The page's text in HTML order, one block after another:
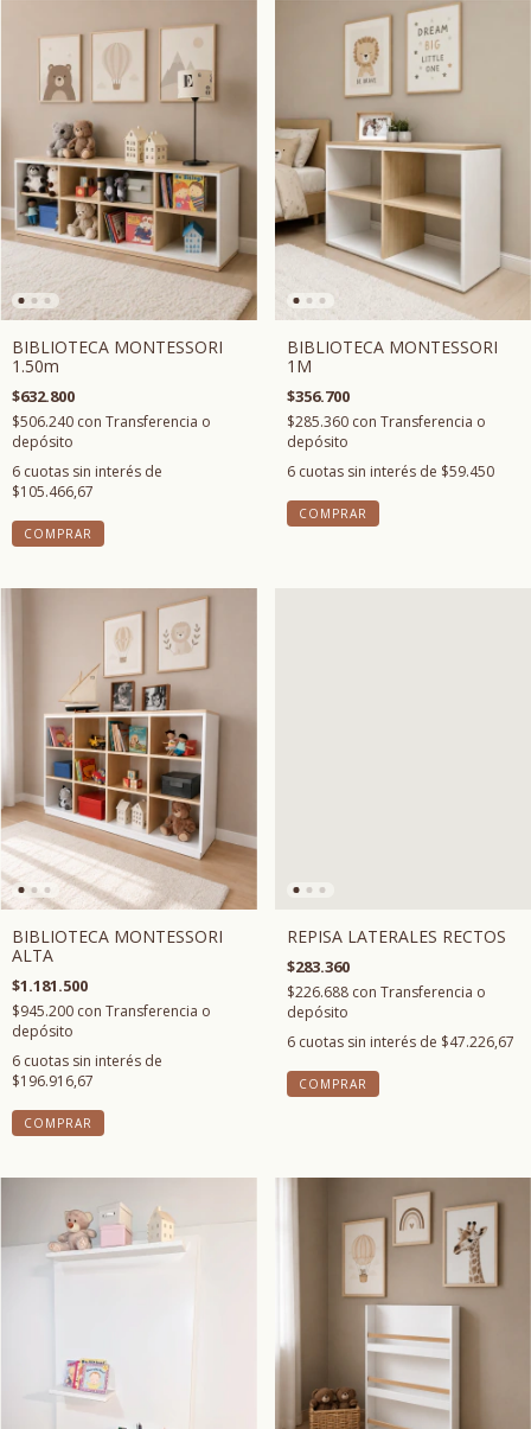
BIBLIOTECA MONTESSORI
1.50m
$632.800
$506.240 con Transferencia o
depósito
6 cuotas sin interés de
$105.466,67
COMPRAR
BIBLIOTECA MONTESSORI
1M
$356.700
$285.360 con Transferencia o
depósito
6 cuotas sin interés de $59.450
COMPRAR
BIBLIOTECA MONTESSORI
ALTA
$1.181.500
$945.200 con Transferencia o
depósito
6 cuotas sin interés de
$196.916,67
COMPRAR
REPISA LATERALES RECTOS
$283.360
$226.688 con Transferencia o
depósito
6 cuotas sin interés de $47.226,67
COMPRAR